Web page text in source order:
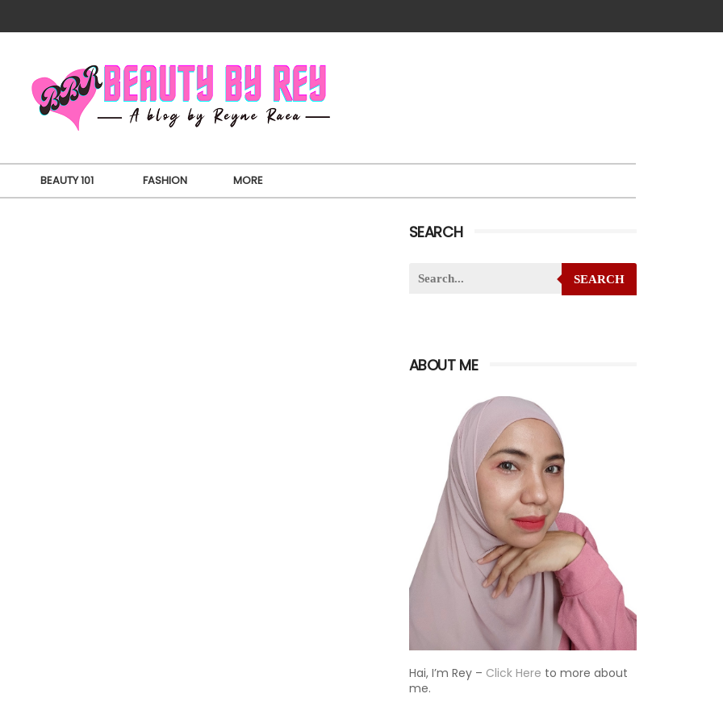
BEAUTY 101 FASHION MORE
SEARCH
SEARCH
ABOUT ME
Hai, I’m Rey – Click Here to more about
me.